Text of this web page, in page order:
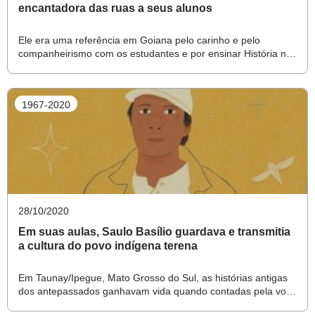
diz a irmã, Márcia -- com acento. Sim, ambas têm o
chegando ao cartório, foi o único nome de que ele
lembrou”, conta. A escola ficava longe, então iam todos
caminhando, quarenta minutos por dia, sob sol ou sob
chuva. Os quatro se formaram professores. Mas as duas
Marcias é que seguiram o caminho da Educação Infantil.
Este conteúdo está aberto para todos os educadores como
um presente de NOVA ESCOLA. Outras caixas do
Escola Boxsão exclusivas para assinantes. Caso queira ler
mais e ainda não tenha uma assinatura, clique no botão
encantadora das ruas a seus alunos
Ele era uma referência em Goiana pelo carinho e pelo
companheirismo com os estudantes e por ensinar História nas
1967-2020
28/10/2020
Em suas aulas, Saulo Basílio guardava e transmitia
a cultura do povo indígena terena
Em Taunay/Ipegue, Mato Grosso do Sul, as histórias antigas
dos antepassados ganhavam vida quando contadas pela voz